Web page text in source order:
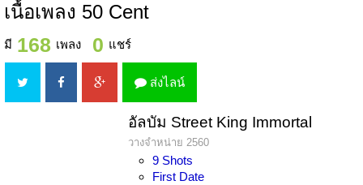
เนื้อเพลง 50 Cent
มี 168 เพลง 0 แชร์
ส่งไลน์
อัลบัม Street King Immortal
วางจำหน่าย 2560
9 Shots
First Date